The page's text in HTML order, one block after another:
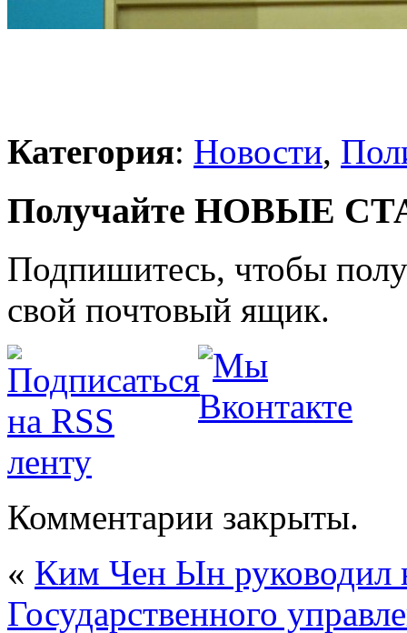
Категория: Новости,
Получайте НОВЫЕ
Подпишитесь, чтобы
свой почтовый ящик.
Комментарии закрыты.
« Ким Чен Ын руководил
Государственного